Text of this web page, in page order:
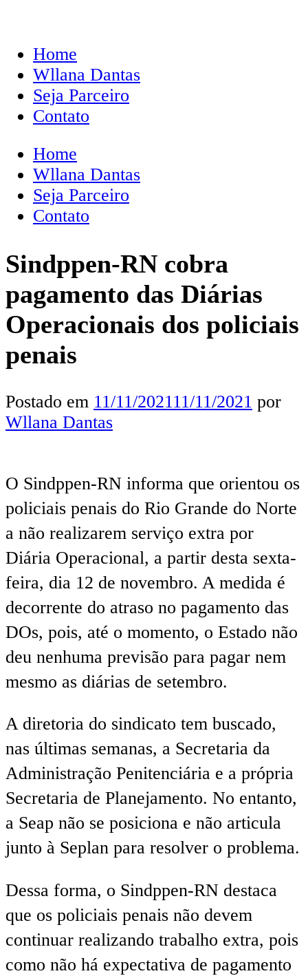
Home
Wllana Dantas
Seja Parceiro
Contato
Home
Wllana Dantas
Seja Parceiro
Contato
Sindppen-RN cobra
pagamento das Diárias
Operacionais dos policiais
penais
Postado em 11/11/202111/11/2021 por
Wllana Dantas
O Sindppen-RN informa que orientou os
policiais penais do Rio Grande do Norte
a não realizarem serviço extra por
Diária Operacional, a partir desta sexta-
feira, dia 12 de novembro. A medida é
decorrente do atraso no pagamento das
DOs, pois, até o momento, o Estado não
deu nenhuma previsão para pagar nem
mesmo as diárias de setembro.
A diretoria do sindicato tem buscado,
nas últimas semanas, a Secretaria da
Administração Penitenciária e a própria
Secretaria de Planejamento. No entanto,
a Seap não se posiciona e não articula
junto à Seplan para resolver o problema.
Dessa forma, o Sindppen-RN destaca
que os policiais penais não devem
continuar realizando trabalho extra, pois
como não há expectativa de pagamento